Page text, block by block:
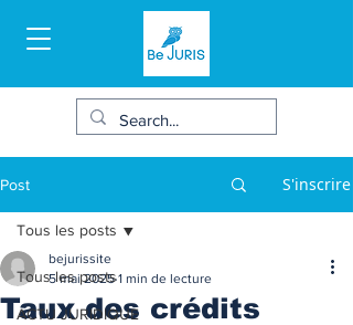
Post S'inscrire
Tous les posts
ACTU JURIDIQUE
Tous les posts
Taux des crédits
bejurissite
5 mai 2025 1 min de lecture